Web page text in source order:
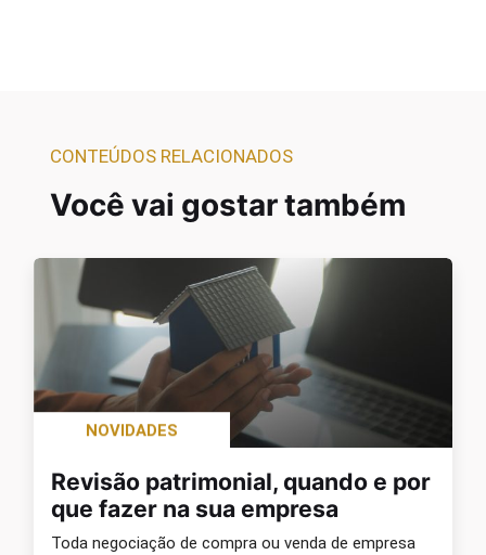
CONTEÚDOS RELACIONADOS
Você vai gostar também
NOVIDADES
Revisão patrimonial, quando e por
que fazer na sua empresa
Toda negociação de compra ou venda de empresa